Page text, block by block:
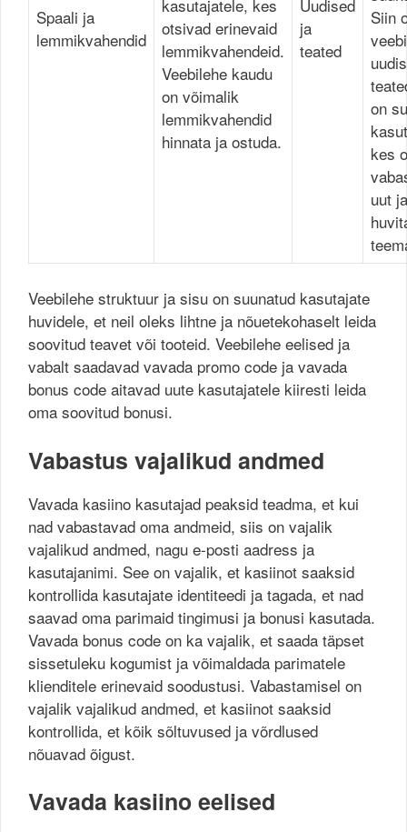
Spaali ja
lemmikvahendid
kasutajatele, kes
otsivad erinevaid
lemmikvahendeid.
Veebilehe kaudu
on võimalik
lemmikvahendid
hinnata ja ostuda.
Uudised
ja
teated
Siin
on
kes
uut ja
Veebilehe struktuur ja sisu on suunatud kasutajate
huvidele, et neil oleks lihtne ja nõuetekohaselt leida
soovitud teavet või tooteid. Veebilehe eelised ja
vabalt saadavad vavada promo code ja vavada
bonus code aitavad uute kasutajatele kiiresti leida
oma soovitud bonusi.
Vabastus vajalikud andmed
Vavada kasiino kasutajad peaksid teadma, et kui
nad vabastavad oma andmeid, siis on vajalik
vajalikud andmed, nagu e-posti aadress ja
kasutajanimi. See on vajalik, et kasiinot saaksid
kontrollida kasutajate identiteedi ja tagada, et nad
saavad oma parimaid tingimusi ja bonusi kasutada.
Vavada bonus code on ka vajalik, et saada täpset
sissetuleku kogumist ja võimaldada parimatele
klienditele erinevaid soodustusi. Vabastamisel on
vajalik vajalikud andmed, et kasiinot saaksid
kontrollida, et kõik sõltuvused ja võrdlused
nõuavad õigust.
Vavada kasiino eelised